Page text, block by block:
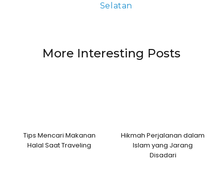
Selatan
More Interesting Posts
Tips Mencari Makanan
Halal Saat Traveling
Hikmah Perjalanan dalam
Islam yang Jarang
Disadari